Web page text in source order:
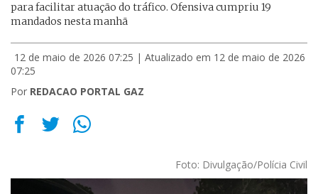
para facilitar atuação do tráfico. Ofensiva cumpriu 19
mandados nesta manhã
12 de maio de 2026 07:25 | Atualizado em 12 de maio de 2026
07:25
Por REDACAO PORTAL GAZ
Foto: Divulgação/Polícia Civil